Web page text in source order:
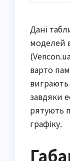
Дані
моделей
варто
виграють
завдяки
рятують
графіку.